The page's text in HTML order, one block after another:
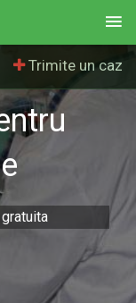
Trimite un caz